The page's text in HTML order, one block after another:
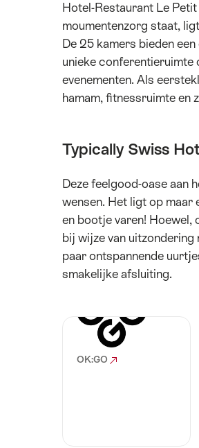
Hotel-Restaurant Le
moumentenzorg staat,
De 25 kamers bieden
unieke conferentieruimte
evenementen. Als
hamam, fitnessruimte en
Typically Swiss
Deze feelgood-oase aan
wensen. Het ligt op maar
en bootje varen! Hoewel,
bij wijze van
paar ontspannende
smakelijke afsluiting.
OK:GO